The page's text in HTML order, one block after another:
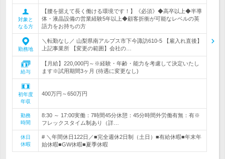
対象と
なる方
【腰を据えて長く働ける環境です！】《必須》◆高卒以上◆半導
体・液晶設備の営業経験5年以上◆顧客折衝が可能なレベルの英
語力をお持ちの方
勤務地
＼転勤なし／ 山梨県南アルプス市下今諏訪610-5 【雇入れ直後】
上記事業所 【変更の範囲】会社の…
給与
【月給】220,000円～※経験・年齢・能力を考慮して決定いたし
ます※試用期間3ヶ月 (待遇に変更なし)
初年度
年収
400万円～650万円
勤務
時間
8:30 ～ 17:00実働：7時間45分休憩：45分時間外労働有無：有※
フレックスタイム制あり（詳…
休日
休暇
# ＼年間休日122日／■完全週休2日制（土日）■有給休暇■年末年
始休暇■GW休暇■夏季休暇